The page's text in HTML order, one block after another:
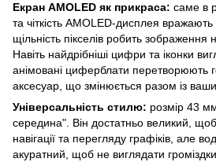
Екран AMOLED як прикраса: саме в
та чіткість AMOLED-дисплея
щільність пікселів робить зображення
Навіть найдрібніші цифри та іконки
анімовані циферблати перетворюють
аксесуар, що змінюється разом із
Універсальність стилю: розмір 43
середина". Він достатньо великий,
навігації та перегляду графіків, але
акуратний, щоб не виглядати